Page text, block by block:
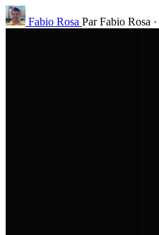
Fabio Rosa Par Fabio Rosa ·